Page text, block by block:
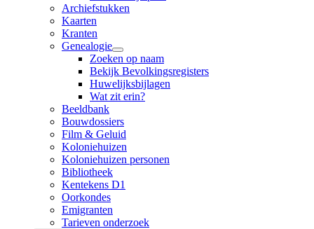
Archiefstukken
Kaarten
Kranten
Genealogie
Zoeken op naam
Bekijk Bevolkingsregisters
Huwelijksbijlagen
Wat zit erin?
Beeldbank
Bouwdossiers
Film & Geluid
Koloniehuizen
Koloniehuizen personen
Bibliotheek
Kentekens D1
Oorkondes
Emigranten
Tarieven onderzoek